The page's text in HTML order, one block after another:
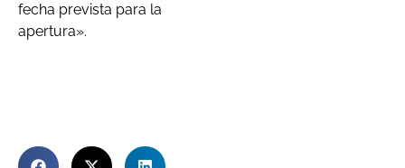
fecha prevista para la
apertura».